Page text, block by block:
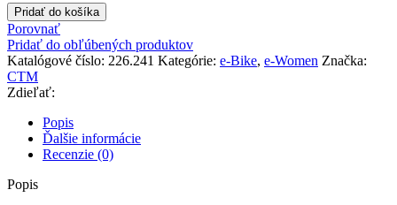
množstvo
RUBY
GX
29
-
matná
(16)
2026
Pridať do košíka
Porovnať
Pridať do obľúbených produktov
Katalógové číslo: 226.241 Kategórie: e-Bike, e-Women Značka:
CTM
Zdieľať:
Popis
Ďalšie informácie
Recenzie (0)
Popis